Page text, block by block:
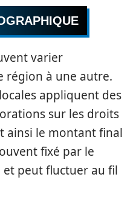
varier
région à une autre.
appliquent des
sur les droits
ainsi le montant final
fixé par le
peut fluctuer au fil